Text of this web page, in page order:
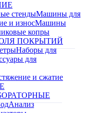
стендыМашины для
и износМашины
копры
ПОКРЫТИЙ
Наборы для
для
и сжатие
Анализ